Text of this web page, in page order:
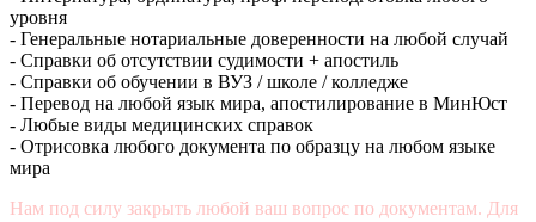
уровня
- Генеральные нотариальные доверенности на любой случай
- Справки об отсутствии судимости + апостиль
- Справки об обучении в ВУЗ / школе / колледже
- Перевод на любой язык мира, апостилирование в МинЮст
- Любые виды медицинских справок
- Отрисовка любого документа по образцу на любом языке
мира
Нам под силу закрыть любой ваш вопрос по документам. Для